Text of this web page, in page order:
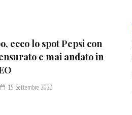
ecco lo spot Pepsi con
e mai andato in
15 Settembre 2023